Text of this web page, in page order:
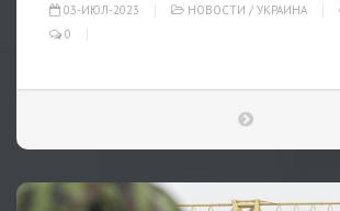
03-ИЮЛ-2023 НОВОСТИ / УКРАИНА
0